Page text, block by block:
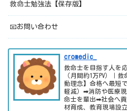
救命士勉強法【保存版】
📧お問い合わせ
cromedic_
救命士を目指す人を
（月間約1万PV）｜
動理念】合格へ最短
軽減）➡消防や医療
命士を輩出➡社会へ
材育成、教育現場設